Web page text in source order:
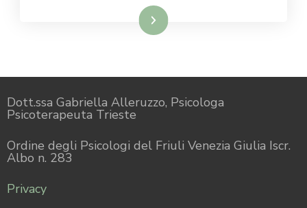
Leggi...
Dott.ssa Gabriella Alleruzzo, Psicologa
Psicoterapeuta Trieste
Ordine degli Psicologi del Friuli Venezia Giulia Iscr.
Albo n. 283
Privacy